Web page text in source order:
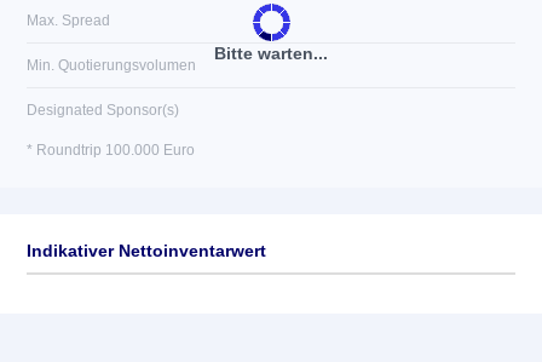
Bitte warten...
Max. Spread
Min. Quotierungsvolumen
Designated Sponsor(s)
* Roundtrip 100.000 Euro
Indikativer Nettoinventarwert